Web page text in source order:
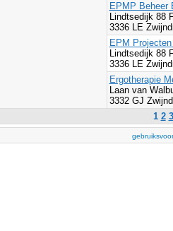
EPMP Beheer
Lindtsedijk 88
3336 LE
EPM
Lindtsedijk 88
3336 LE
Ergotherapie
Laan van
3332 GJ
1 2 3